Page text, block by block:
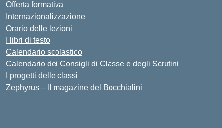
Offerta formativa
Internazionalizzazione
Orario delle lezioni
I libri di testo
Calendario scolastico
Calendario dei Consigli di Classe e degli Scrutini
I progetti delle classi
Zephyrus – Il magazine del Bocchialini